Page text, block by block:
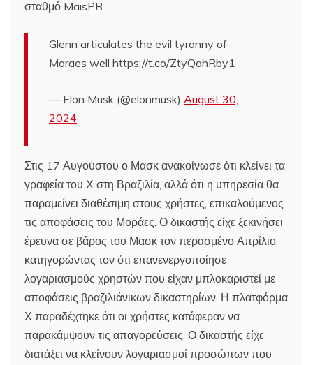
σταθμό MaisPB.
Glenn articulates the evil tyranny of
Moraes well https://t.co/ZtyQahRby1
— Elon Musk (@elonmusk) August 30,
2024
Στις 17 Αυγούστου ο Μασκ ανακοίνωσε ότι κλείνει τα
γραφεία του Χ στη Βραζιλία, αλλά ότι η υπηρεσία θα
παραμείνει διαθέσιμη στους χρήστες, επικαλούμενος
τις αποφάσεις του Μοράες. Ο δικαστής είχε ξεκινήσει
έρευνα σε βάρος του Μασκ τον περασμένο Απρίλιο,
κατηγορώντας τον ότι επανενεργοποίησε
λογαριασμούς χρηστών που είχαν μπλοκαριστεί με
αποφάσεις βραζιλιάνικων δικαστηρίων. Η πλατφόρμα
Χ παραδέχτηκε ότι οι χρήστες κατάφεραν να
παρακάμψουν τις απαγορεύσεις. Ο δικαστής είχε
διατάξει να κλείνουν λογαριασμοί προσώπων που